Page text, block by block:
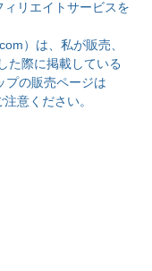
リエイトサービスを
）は、私が販売、
た際に掲載している
プの販売ページは
意ください。